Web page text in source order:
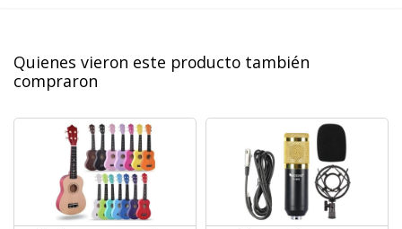
Quienes vieron este producto también
compraron